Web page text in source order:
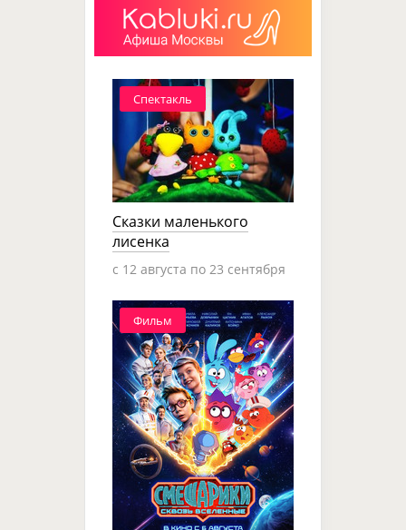
Спектакль
Сказки маленького
лисенка
c 12 августа по 23 сентября
Фильм